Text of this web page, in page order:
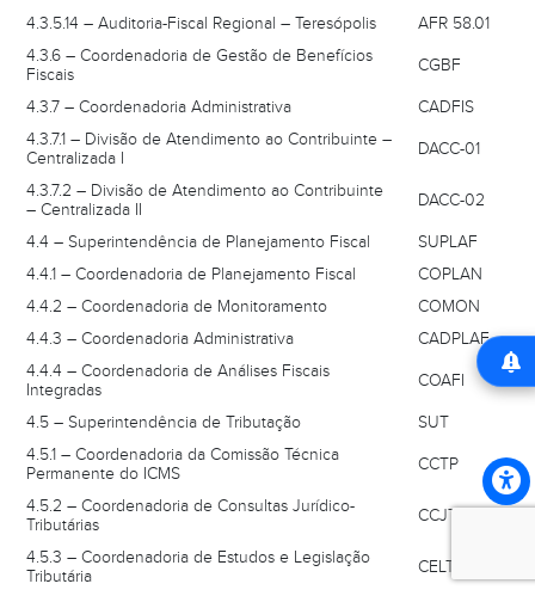
4.3.5.14 – Auditoria-Fiscal Regional – Teresópolis
AFR 58.01
4.3.6 – Coordenadoria de Gestão de Benefícios
Fiscais
CGBF
4.3.7 – Coordenadoria Administrativa
CADFIS
4.3.7.1 – Divisão de Atendimento ao Contribuinte –
Centralizada I
DACC-01
4.3.7.2 – Divisão de Atendimento ao Contribuinte
– Centralizada II
DACC-02
4.4 – Superintendência de Planejamento Fiscal
SUPLAF
4.4.1 – Coordenadoria de Planejamento Fiscal
COPLAN
4.4.2 – Coordenadoria de Monitoramento
COMON
4.4.3 – Coordenadoria Administrativa
CADPLAF
4.4.4 – Coordenadoria de Análises Fiscais
Integradas
COAFI
4.5 – Superintendência de Tributação
SUT
4.5.1 – Coordenadoria da Comissão Técnica
Permanente do ICMS
CCTP
4.5.2 – Coordenadoria de Consultas Jurídico-
Tributárias
CCJT
4.5.3 – Coordenadoria de Estudos e Legislação
Tributária
CELT